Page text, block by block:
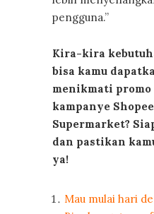
pengguna.”
Kira-kira
bisa kamu
menikmati
kampanye
Supermarket?
dan pastikan
ya!
Mau mulai hari